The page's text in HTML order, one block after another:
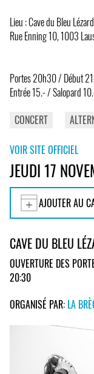
Lieu : Cave du Bleu Lézard
Rue Enning 10, 1003
Portes 20h30 / Début
Entrée 15.- / Salopard
CONCERT
VOIR SITE OFFICIEL
JEUDI 17
AJOUTER AU
CAVE DU BLEU
OUVERTURE DES
20:30
ORGANISÉ PAR: LA